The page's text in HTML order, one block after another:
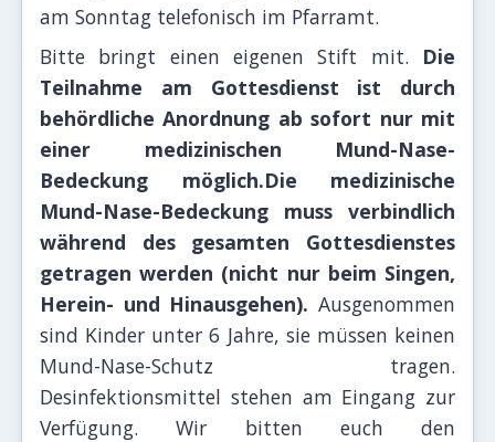
am Sonntag telefonisch im Pfarramt.
Bitte bringt einen eigenen Stift mit. Die
Teilnahme am Gottesdienst ist durch
behördliche Anordnung ab sofort nur mit
einer medizinischen Mund-Nase-
Bedeckung möglich.Die medizinische
Mund-Nase-Bedeckung muss verbindlich
während des gesamten Gottesdienstes
getragen werden (nicht nur beim Singen,
Herein- und Hinausgehen).Ausgenommen
sind Kinder unter 6 Jahre, sie müssen keinen
Mund-Nase-Schutz tragen.
Desinfektionsmittel stehen am Eingang zur
Verfügung. Wir bitten euch den